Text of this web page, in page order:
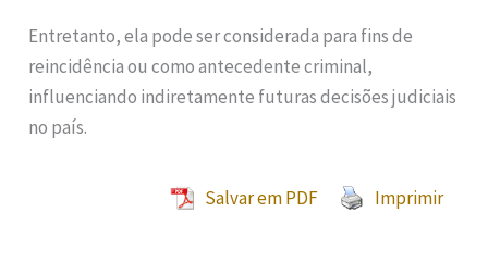
Entretanto, ela pode ser considerada para fins de
reincidência ou como antecedente criminal,
influenciando indiretamente futuras decisões judiciais
no país.
Salvar em PDF Imprimir